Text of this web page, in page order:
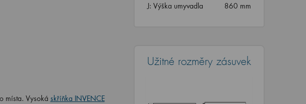
místa. Vysoká skříňka INVENCE
J: Výška umyvadla
860 mm
Užitné rozměry zásuvek